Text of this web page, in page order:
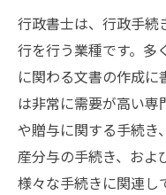
行政書士は、行政手続
行を行う業種です。多
に関わる文書の作成
は非常に需要が高い専
や贈与に関する手続き
産分与の手続き、およ
様々な手続きに関連し